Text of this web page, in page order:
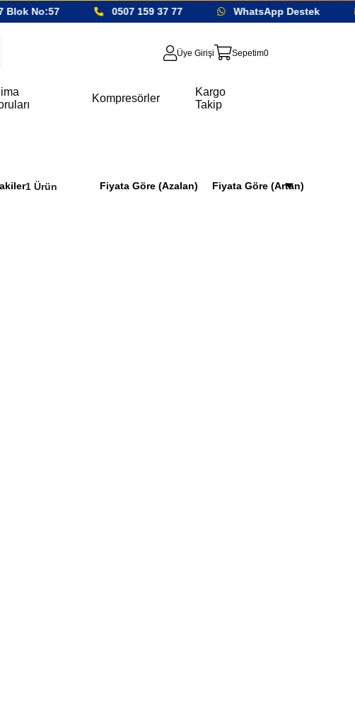
No:57 0507 159 37 77 WhatsApp Destek
Üye Girişi Sepetim0
Kompresörler
Kargo
Takip
Fiyata Göre (Artan)
Fiyata Göre (Azalan)
1 Ürün